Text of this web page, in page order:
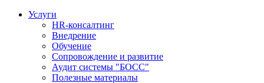
Услуги
HR-консалтинг
Внедрение
Обучение
Сопровождение и развитие
Аудит системы "БОСС"
Полезные материалы